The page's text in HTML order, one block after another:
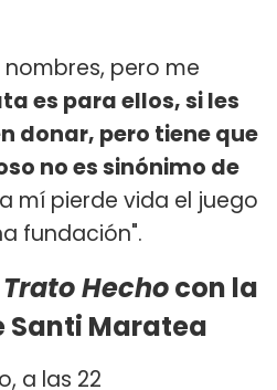
pero me
es para ellos, si les
donar, pero tiene que
no es sinónimo de
mí pierde vida el juego
fundación".
Trato Hechocon la
Santi Maratea
a las 22